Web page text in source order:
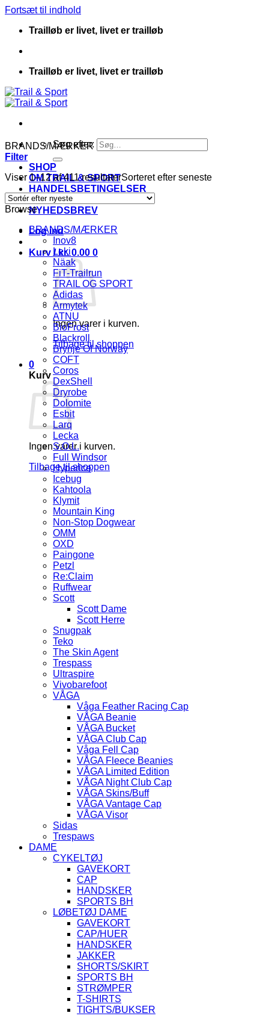
Fortsæt til indhold
Trailløb er livet, livet er trailløb
Trailløb er livet, livet er trailløb
Søg efter:
SHOP
OM TRAIL & SPORT
HANDELSBETINGELSER
KONTAKT
NYHEDSBREV
Log ind
Kurv /kr.0.00 0
Ingen varer i kurven.
Tilbage til shoppen
0
Kurv
Ingen varer i kurven.
Tilbage til shoppen
BRANDS/MÆRKER
Filter
Viser 1–12 af 411 resultaterSorteret efter seneste
Browse
BRANDS/MÆRKER
Inov8
Leki
Näak
FiT-Trailrun
TRAIL OG SPORT
Adidas
Armytek
ATNU
BioFrost
Blackroll
Brynje Of Norway
COFT
Coros
DexShell
Dryrobe
Dolomite
Esbit
Larq
Lecka
S.O.L.
Full Windsor
Hyperice
Icebug
Kahtoola
Klymit
Mountain King
Non-Stop Dogwear
OMM
OXD
Paingone
Petzl
Re:Claim
Ruffwear
Scott
Scott Dame
Scott Herre
Snugpak
Teko
The Skin Agent
Trespass
Ultraspire
Vivobarefoot
VÅGA
Våga Feather Racing Cap
VÅGA Beanie
VÅGA Bucket
VÅGA Club Cap
Våga Fell Cap
VÅGA Fleece Beanies
VÅGA Limited Edition
VÅGA Night Club Cap
VÅGA Skins/Buff
VÅGA Vantage Cap
VÅGA Visor
Sidas
Trespaws
DAME
CYKELTØJ
GAVEKORT
CAP
HANDSKER
SPORTS BH
LØBETØJ DAME
GAVEKORT
CAP/HUER
HANDSKER
JAKKER
SHORTS/SKIRT
SPORTS BH
STRØMPER
T-SHIRTS
TIGHTS/BUKSER